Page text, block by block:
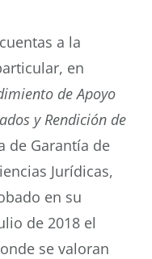
a la
en
de Apoyo
y Rendición de
de Garantía de
Jurídicas,
en su
de 2018 el
se valoran